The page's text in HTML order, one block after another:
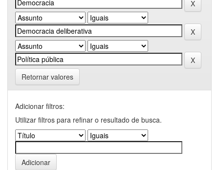
Retornar valores
Adicionar filtros:
Utilizar filtros para refinar o resultado de busca.